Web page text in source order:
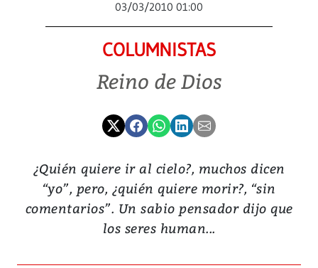
03/03/2010 01:00
COLUMNISTAS
Reino de Dios
¿Quién quiere ir al cielo?, muchos dicen
“yo”, pero, ¿quién quiere morir?, “sin
comentarios”. Un sabio pensador dijo que
los seres human...